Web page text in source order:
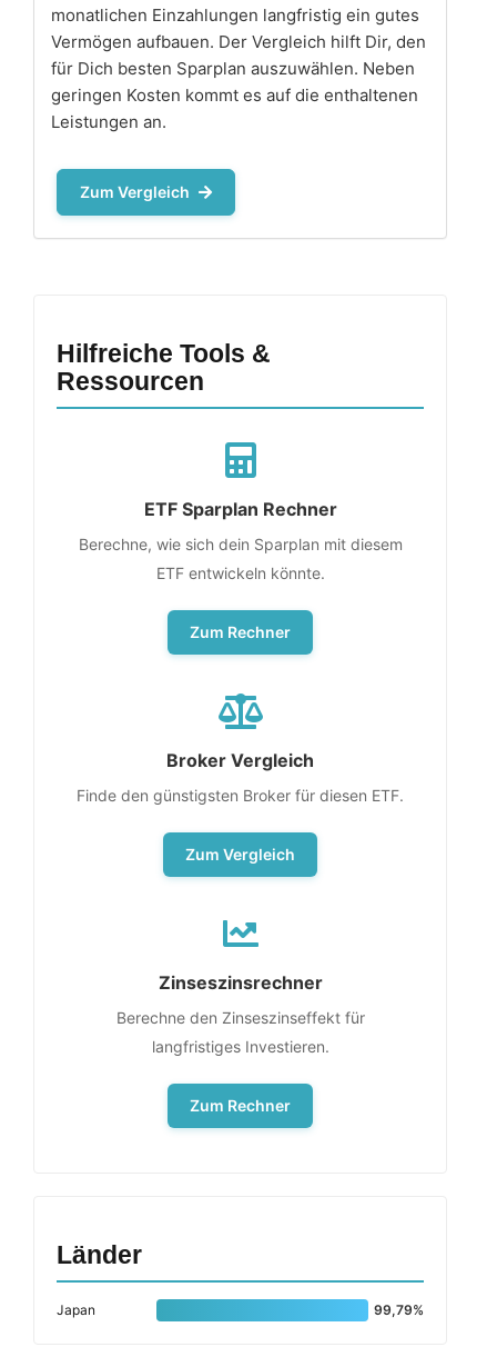
monatlichen Einzahlungen langfristig ein gutes
Vermögen aufbauen. Der Vergleich hilft Dir, den
für Dich besten Sparplan auszuwählen. Neben
geringen Kosten kommt es auf die enthaltenen
Leistungen an.
Zum Vergleich
Hilfreiche Tools &
Ressourcen
ETF Sparplan Rechner
Berechne, wie sich dein Sparplan mit diesem
ETF entwickeln könnte.
Zum Rechner
Broker Vergleich
Finde den günstigsten Broker für diesen ETF.
Zum Vergleich
Zinseszinsrechner
Berechne den Zinseszinseffekt für
langfristiges Investieren.
Zum Rechner
Länder
Japan 99,79%